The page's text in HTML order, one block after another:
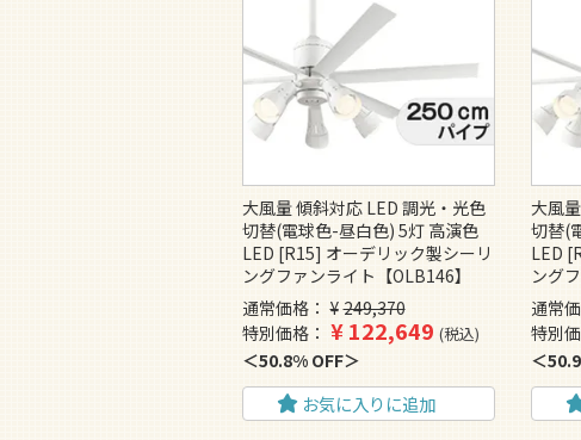
大風量 傾斜対応 LED 調光・光色
切替(電球色-昼白色) 5灯 高演色
LED [R15] オーデリック製シーリ
ングファンライト【OLB146】
通常価格
¥ 249,370
特別価格
¥ 122,649 税込
50.8% OFF
お気に入りに追加
大風
切替(
LED
ング
通常
特別